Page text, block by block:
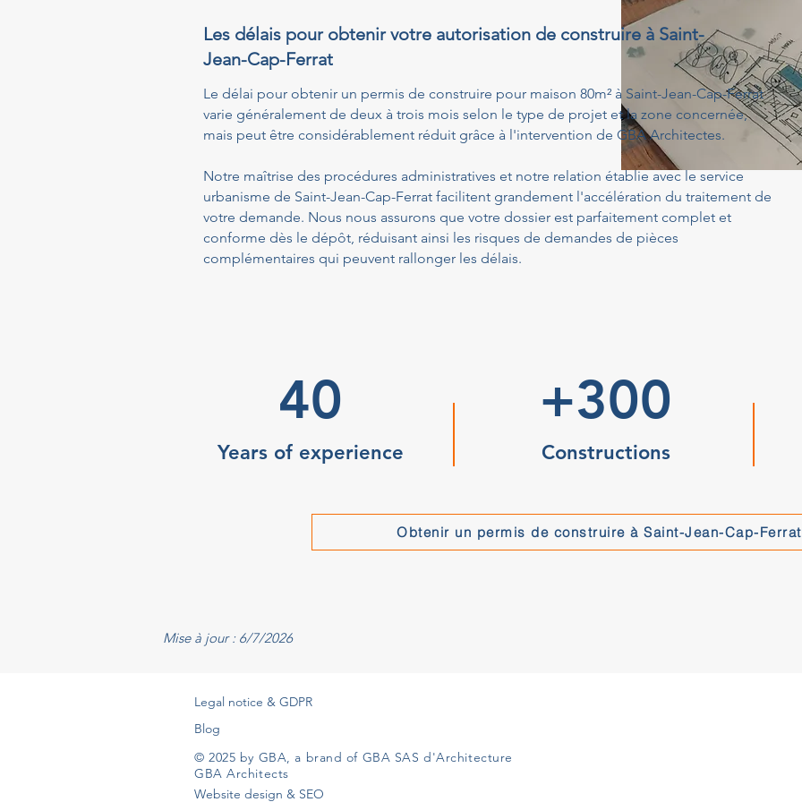
Les délais pour obtenir votre autorisation de construire à Saint-
Jean-Cap-Ferrat
Le délai pour obtenir un permis de construire pour maison 80m² à Saint-Jean-Cap-Ferrat
varie généralement de deux à trois mois selon le type de projet et la zone concernée,
mais peut être considérablement réduit grâce à l'intervention de GBA Architectes.
Notre maîtrise des procédures administratives et notre relation établie avec le service
urbanisme de Saint-Jean-Cap-Ferrat facilitent grandement l'accélération du traitement de
votre demande. Nous nous assurons que votre dossier est parfaitement complet et
conforme dès le dépôt, réduisant ainsi les risques de demandes de pièces
complémentaires qui peuvent rallonger les délais.
40
Years of experience
+300
Constructions
Obtenir un permis de construire à Saint-Jean-Cap-Ferrat
Mise à jour : 6/7/2026
Legal notice & GDPR
Blog
© 2025 by GBA, a brand of GBA SAS d'Architecture
GBA Architects
Website design & SEO